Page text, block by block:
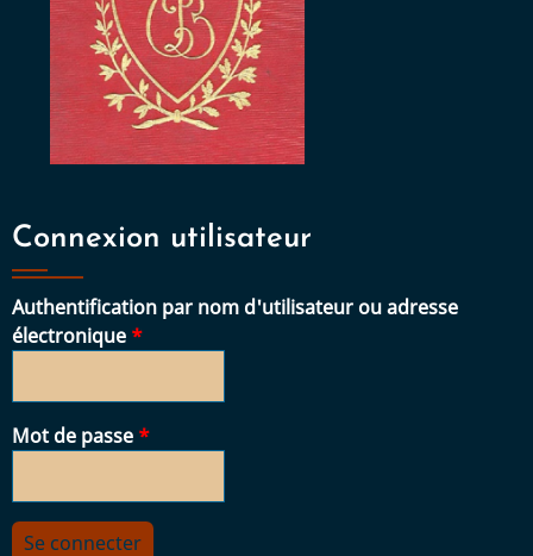
Connexion utilisateur
Authentification par nom d'utilisateur ou adresse
électronique
Mot de passe